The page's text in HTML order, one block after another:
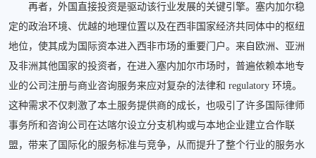
再者，外国直接投资是驱动该行业发展的关键引擎。塞内加尔稳
定的政治环境、优越的地理位置以及在西非国家经济共同体中的枢纽
地位，使其成为国际资本进入西非市场的重要门户。来自欧洲、亚洲
及非洲其他国家的投资者，在进入塞内加尔市场时，普遍依赖本地专
业的公司注册与商业咨询服务来应对复杂的法律和 regulatory 环境。
这种需求不仅刺激了本土服务提供商的成长，也吸引了许多国际律师
事务所和咨询公司在达喀尔设立分支机构或与本地企业建立合作联
盟，带来了国际化的服务标准与竞争，从而提升了整个行业的服务水